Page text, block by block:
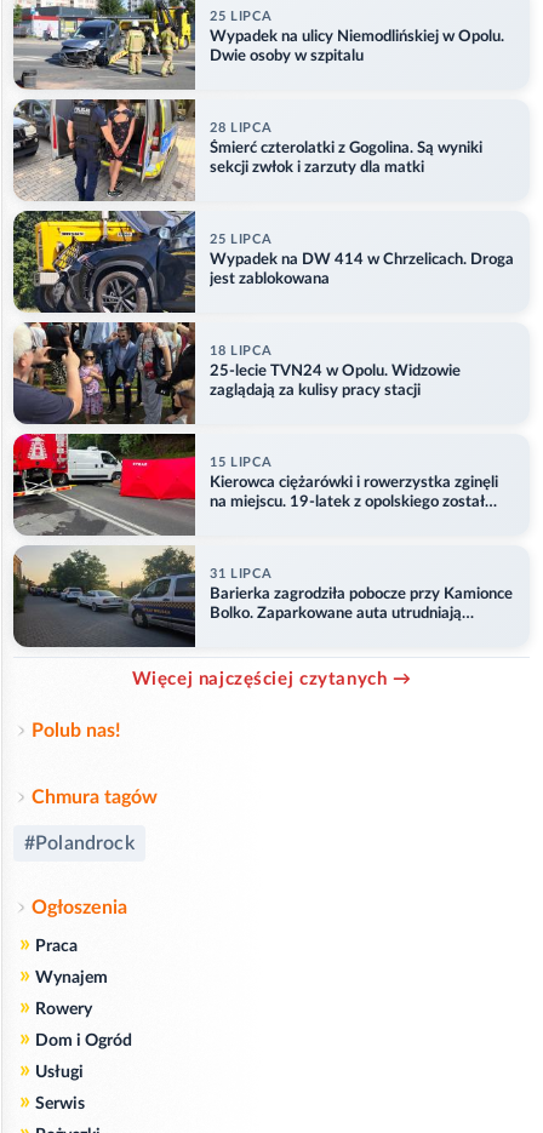
25 LIPCA
Wypadek na ulicy Niemodlińskiej w Opolu.
Dwie osoby w szpitalu
28 LIPCA
Śmierć czterolatki z Gogolina. Są wyniki
sekcji zwłok i zarzuty dla matki
25 LIPCA
Wypadek na DW 414 w Chrzelicach. Droga
jest zablokowana
18 LIPCA
25-lecie TVN24 w Opolu. Widzowie
zaglądają za kulisy pracy stacji
15 LIPCA
Kierowca ciężarówki i rowerzystka zginęli
na miejscu. 19-latek z opolskiego został
31 LIPCA
Barierka zagrodziła pobocze przy Kamionce
Bolko. Zaparkowane auta utrudniają
Więcej najczęściej czytanych →
Polub nas!
Chmura tagów
#Polandrock
Ogłoszenia
» Praca
» Wynajem
» Rowery
» Dom i Ogród
» Usługi
» Serwis